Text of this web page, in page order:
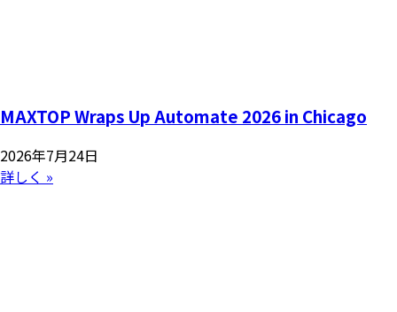
MAXTOP Wraps Up Automate 2026 in Chicago
2026年7月24日
詳しく »